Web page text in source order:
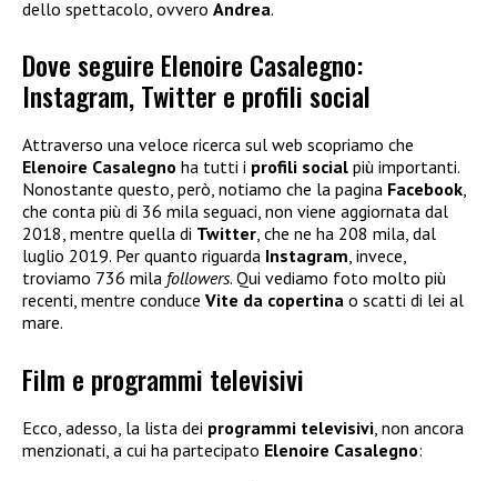
dello spettacolo, ovvero Andrea.
Dove seguire Elenoire Casalegno:
Instagram, Twitter e profili social
Attraverso una veloce ricerca sul web scopriamo che
Elenoire Casalegno ha tutti i profili social più importanti.
Nonostante questo, però, notiamo che la pagina Facebook,
che conta più di 36 mila seguaci, non viene aggiornata dal
2018, mentre quella di Twitter, che ne ha 208 mila, dal
luglio 2019. Per quanto riguarda Instagram, invece,
troviamo 736 mila followers. Qui vediamo foto molto più
recenti, mentre conduce Vite da copertina o scatti di lei al
mare.
Film e programmi televisivi
Ecco, adesso, la lista dei programmi televisivi , non ancora
menzionati, a cui ha partecipato Elenoire Casalegno: